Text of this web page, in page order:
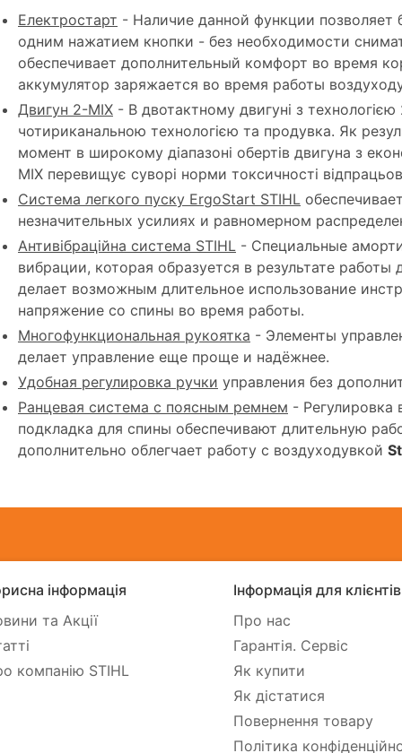
Електростарт - Наличие данной функции позволяет
одним нажатием кнопки - без необходимости
обеспечивает дополнительный комфорт во время
аккумулятор заряжается во время работы
Двигун 2-MIX - В двотактному двигуні з
чотириканальною технологією та продувка. Як
момент в широкому діапазоні обертів двигуна з
MIX перевищує суворі норми токсичності
Система легкого пуску ErgoStart STIHL
незначительных усилиях и равномерном
Антивібраційна система STIHL - Специальные
вибрации, которая образуется в результате
делает возможным длительное использование
напряжение со спины во время работы.
Многофункциональная рукоятка - Элементы
делает управление еще проще и надёжнее.
Удобная регулировка ручки управления без
Ранцевая система с поясным ремнем -
подкладка для спины обеспечивают длительную
дополнительно облегчает работу с воздуходувкой
інформація
та Акції
компанію STIHL
Інформація для клієнтів
Про нас
Гарантія. Сервіс
Як купити
Як дістатися
Повернення товару
Політика